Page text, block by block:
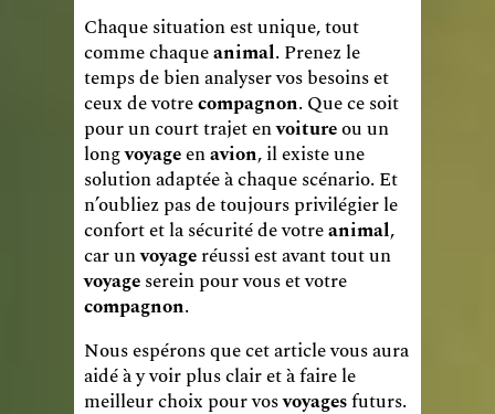
Chaque situation est unique, tout
comme chaqueanimal. Prenez le
temps de bien analyser vos besoins et
ceux de votrecompagnon. Que ce soit
pour un court trajet envoitureou un
longvoyageenavion, il existe une
solution adaptée à chaque scénario. Et
n’oubliez pas de toujours privilégier le
confort et la sécurité de votreanimal,
car unvoyageréussi est avant tout un
voyageserein pour vous et votre
compagnon.
Nous espérons que cet article vous aura
aidé à y voir plus clair et à faire le
meilleur choix pour vosvoyagesfuturs.